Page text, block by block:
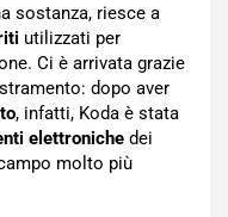
sostanza, riesce a
utilizzati per
Ci è arrivata grazie
dopo aver
, infatti, Koda è stata
elettroniche dei
molto più